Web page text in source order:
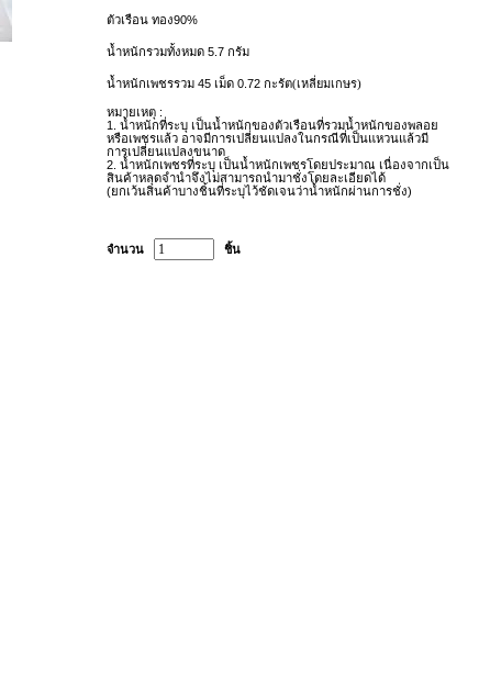
ตัวเรือน ทอง90%
น้ำหนักรวมทั้งหมด 5.7 กรัม
น้ำหนักเพชรรวม 45 เม็ด 0.72 กะรัต(เหลี่ยมเกษร)
หมายเหตุ :
1. น้ำหนักที่ระบุ เป็นน้ำหนักของตัวเรือนที่รวมน้ำหนักของพลอย
หรือเพชรแล้ว อาจมีการเปลี่ยนแปลงในกรณีที่เป็นแหวนแล้วมี
การเปลี่ยนแปลงขนาด
2. น้ำหนักเพชรที่ระบุ เป็นน้ำหนักเพชรโดยประมาณ เนื่องจากเป็น
สินค้าหลุดจำนำจึงไม่สามารถนำมาชั่งโดยละเอียดได้
(ยกเว้นสินค้าบางชิ้นที่ระบุไว้ชัดเจนว่าน้ำหนักผ่านการชั่ง)
จำนวน ชิ้น